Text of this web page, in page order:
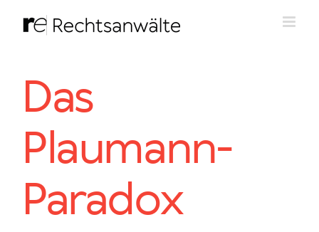
Inhalt
Das
Plaumann-
Paradox